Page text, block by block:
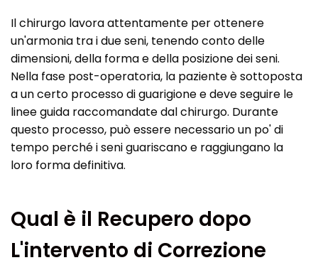
Il chirurgo lavora attentamente per ottenere
un'armonia tra i due seni, tenendo conto delle
dimensioni, della forma e della posizione dei seni.
Nella fase post-operatoria, la paziente è sottoposta
a un certo processo di guarigione e deve seguire le
linee guida raccomandate dal chirurgo. Durante
questo processo, può essere necessario un po' di
tempo perché i seni guariscano e raggiungano la
loro forma definitiva.
Qual è il Recupero dopo
L'intervento di Correzione